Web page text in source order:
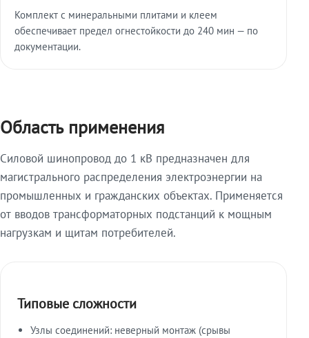
Комплект с минеральными плитами и клеем
обеспечивает предел огнестойкости до 240 мин — по
документации.
Область применения
Силовой шинопровод до 1 кВ предназначен для
магистрального распределения электроэнергии на
промышленных и гражданских объектах. Применяется
от вводов трансформаторных подстанций к мощным
нагрузкам и щитам потребителей.
Типовые сложности
Узлы соединений: неверный монтаж (срывы